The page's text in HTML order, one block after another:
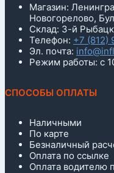
Магазин:
Новогорелово,
Склад: 3-й
Телефон: +7 (812)
Эл. почта:
Режим работы: с
СПОСОБЫ ОПЛАТЫ
Наличными
По карте
Безналичный
Оплата по ссылке
Оплата водителю